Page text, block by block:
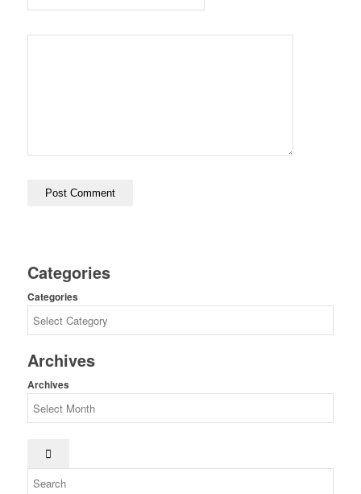
Categories
Categories
Archives
Archives